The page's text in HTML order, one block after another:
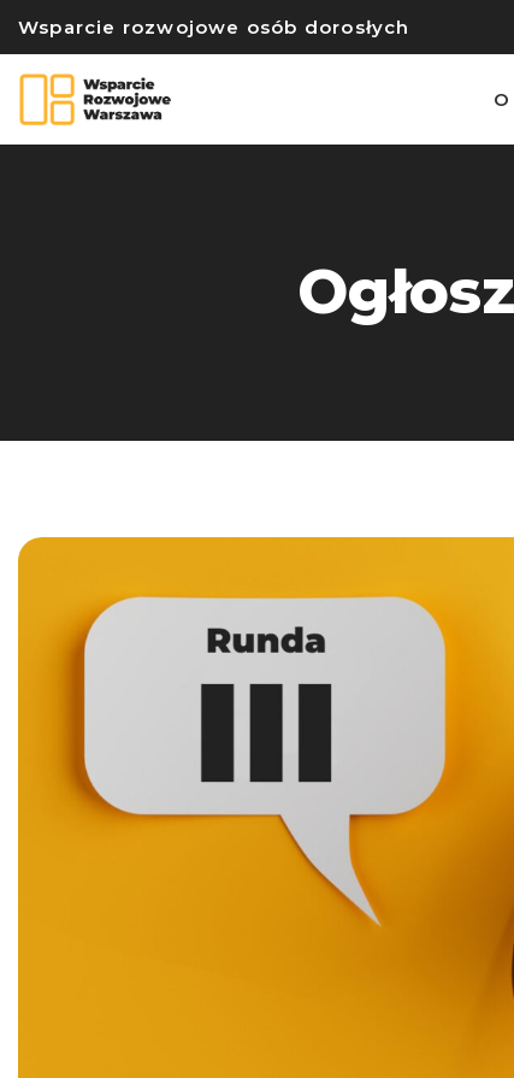
Wsparcie rozwojowe osób dorosłych
O